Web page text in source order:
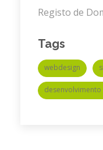
Registo de
Tags
webdesign
desenvolvimento